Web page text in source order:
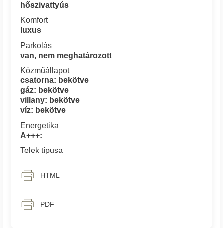
hőszivattyús
Komfort
luxus
Parkolás
van, nem meghatározott
Közműállapot
csatorna: bekötve
gáz: bekötve
villany: bekötve
víz: bekötve
Energetika
A+++:
Telek típusa
HTML
PDF